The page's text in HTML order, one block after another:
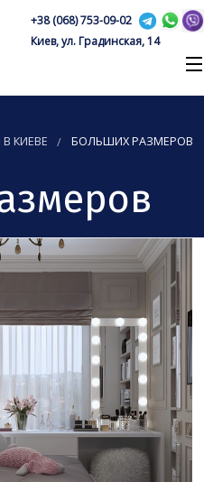
+38 (068) 753-09-02
Киев, ул. Градинская, 14
КИЕВЕ БОЛЬШИХ РАЗМЕРОВ